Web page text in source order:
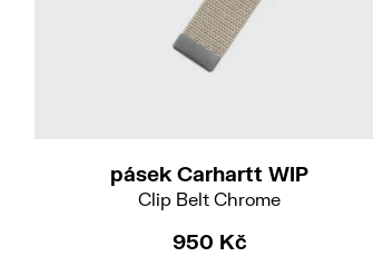
pásek Carhartt WIP
Clip Belt Chrome
950 Kč